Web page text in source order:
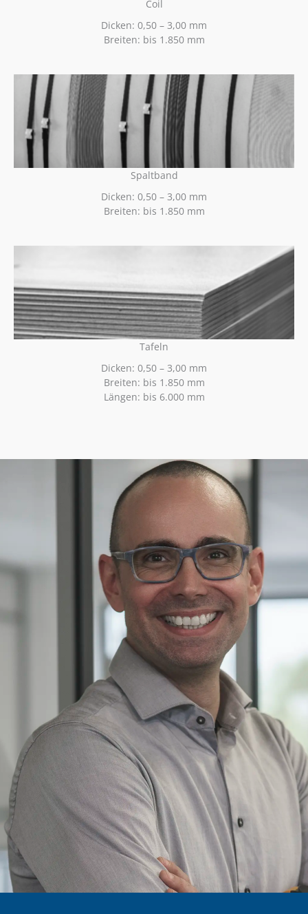
Coil
Dicken: 0,50 – 3,00 mm
Breiten: bis 1.850 mm
Spaltband
Dicken: 0,50 – 3,00 mm
Breiten: bis 1.850 mm
Tafeln
Dicken: 0,50 – 3,00 mm
Breiten: bis 1.850 mm
Längen: bis 6.000 mm